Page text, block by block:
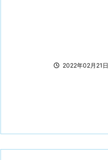
2022年02月21日